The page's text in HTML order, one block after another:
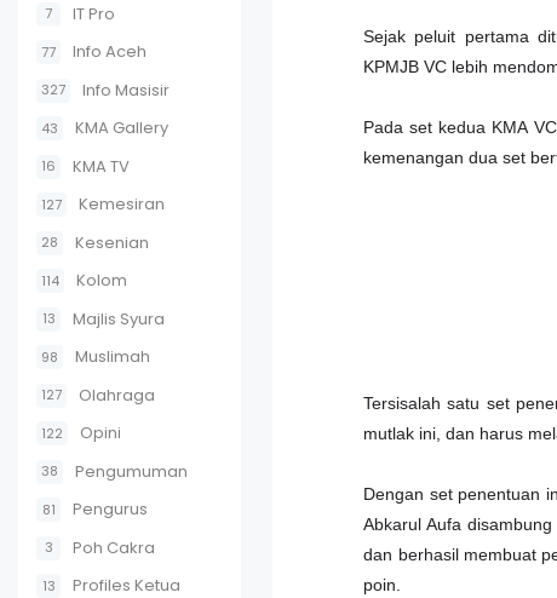
7 IT Pro
77 Info Aceh
327 Info Masisir
43 KMA Gallery
16 KMA TV
127 Kemesiran
28 Kesenian
114 Kolom
13 Majlis Syura
98 Muslimah
127 Olahraga
122 Opini
38 Pengumuman
81 Pengurus
3 Poh Cakra
13 Profiles Ketua
Sejak peluit pertama
KPMJB VC lebih
Pada set kedua KMA
kemenangan dua set
Tersisalah satu set
mutlak ini, dan harus
Dengan set penentuan
Abkarul Aufa
dan berhasil membuat
poin.